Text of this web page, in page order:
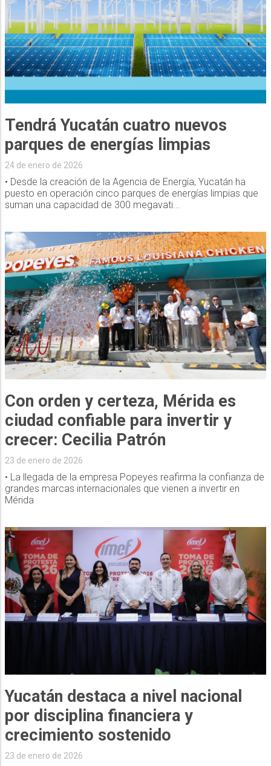
Tendrá Yucatán cuatro nuevos
parques de energías limpias
24 de enero de 2026
• Desde la creación de la Agencia de Energía, Yucatán ha
puesto en operación cinco parques de energías limpias que
suman una capacidad de 300 megavati...
Con orden y certeza, Mérida es
ciudad confiable para invertir y
crecer: Cecilia Patrón
23 de enero de 2026
• La llegada de la empresa Popeyes reafirma la confianza de
grandes marcas internacionales que vienen a invertir en
Mérida
Yucatán destaca a nivel nacional
por disciplina financiera y
crecimiento sostenido
23 de enero de 2026